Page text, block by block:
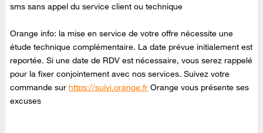
sms sans appel du service client ou technique
Orange info: la mise en service de votre offre nécessite une
étude technique complémentaire. La date prévue initialement est
reportée. Si une date de RDV est nécessaire, vous serez rappelé
pour la fixer conjointement avec nos services. Suivez votre
commande surhttps://suivi.orange.fr Orange vous présente ses
excuses